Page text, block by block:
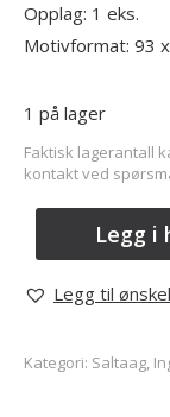
Opplag: 1 eks.
Motivformat: 93
1 på lager
Faktisk lagerantall
kontakt ved
Legg i
Legg til
Kategori: Saltaag,